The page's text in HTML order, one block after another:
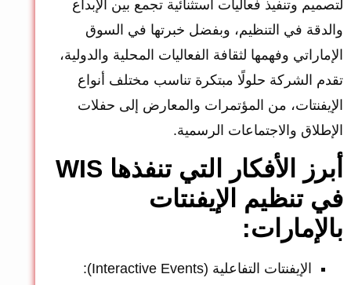
لتصميم وتنفيذ فعاليات استثنائية تجمع بين الإبداع
والدقة في التنظيم، وبفضل خبرتها في السوق
الإماراتي وفهمها لثقافة الفعاليات المحلية والدولية،
تقدم الشركة حلولًا مبتكرة تناسب مختلف أنواع
الإيفنتات، من المؤتمرات والمعارض إلى حفلات
الإطلاق والاجتماعات الرسمية.
أبرز الأفكار التي تنفذها WIS
في تنظيم الإيفنتات
بالإمارات:
الإيفنتات التفاعلية (Interactive Events):